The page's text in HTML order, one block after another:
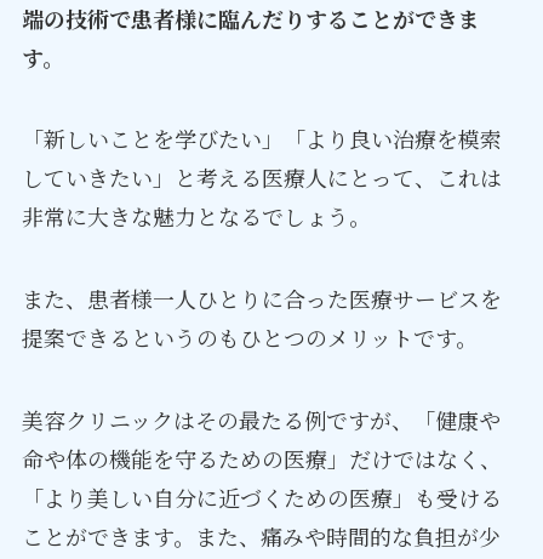
端の技術で患者様に臨んだりすることができま
す。
「新しいことを学びたい」「より良い治療を模索
していきたい」と考える医療人にとって、これは
非常に大きな魅力となるでしょう。
また、患者様一人ひとりに合った医療サービスを
提案できるというのもひとつのメリットです。
美容クリニックはその最たる例ですが、「健康や
命や体の機能を守るための医療」だけではなく、
「より美しい自分に近づくための医療」も受ける
ことができます。また、痛みや時間的な負担が少